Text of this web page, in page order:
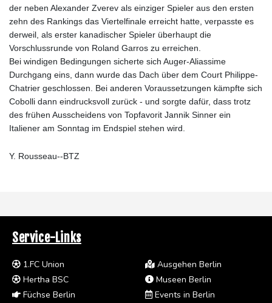
der neben Alexander Zverev als einziger Spieler aus den ersten
zehn des Rankings das Viertelfinale erreicht hatte, verpasste es
derweil, als erster kanadischer Spieler überhaupt die
Vorschlussrunde von Roland Garros zu erreichen.
Bei windigen Bedingungen sicherte sich Auger-Aliassime
Durchgang eins, dann wurde das Dach über dem Court Philippe-
Chatrier geschlossen. Bei anderen Voraussetzungen kämpfte sich
Cobolli dann eindrucksvoll zurück - und sorgte dafür, dass trotz
des frühen Ausscheidens von Topfavorit Jannik Sinner ein
Italiener am Sonntag im Endspiel stehen wird.
Y. Rousseau--BTZ
Service-Links
1.FC Union
Hertha BSC
Füchse Berlin
Ausgehen Berlin
Museen Berlin
Events in Berlin